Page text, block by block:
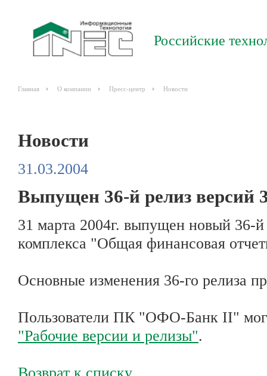
Российские
Главная О компании Пресс-центр Новости
Новости
31.03.2004
Выпущен 36-й релиз
31 марта 2004г. выпущен новый 36-
комплекса "Общая финансовая
Основные изменения 36-го релиза
Пользователи ПК "ОФО-Банк II"
"Рабочие версии и релизы".